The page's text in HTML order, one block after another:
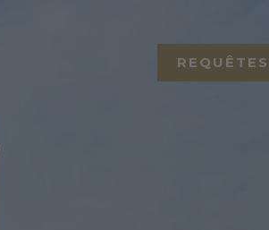
REQUÊTES